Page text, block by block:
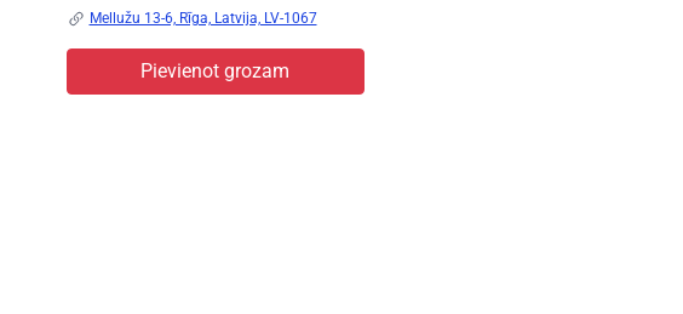
Mellužu 13-6, Rīga, Latvija, LV-1067
Pievienot grozam